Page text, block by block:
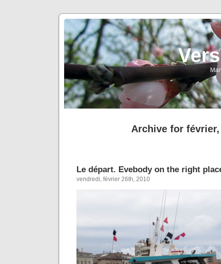
Archive for février,
Le départ. Evebody on the right
vendredi, février 26th, 2010